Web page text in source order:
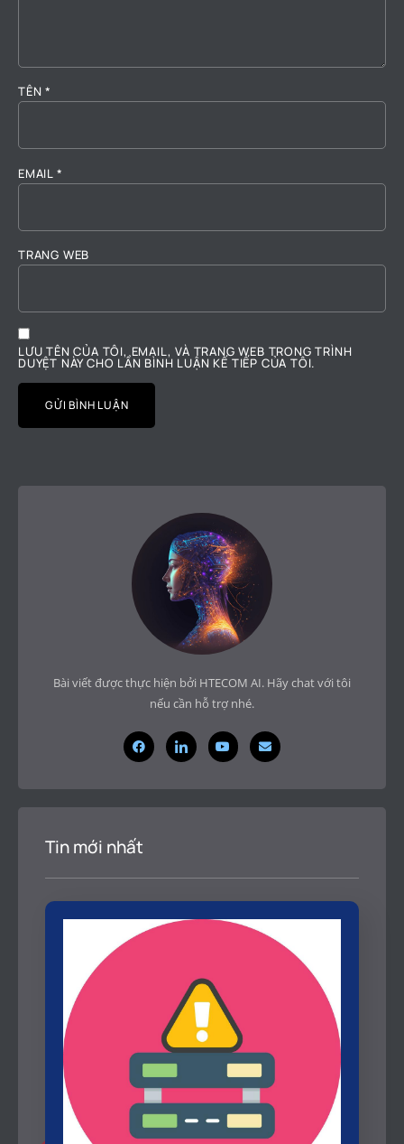
TÊN*
EMAIL *
TRANG WEB
LƯU TÊN CỦA TÔI, EMAIL, VÀ TRANG WEB TRONG TRÌNH
DUYỆT NÀY CHO LẦN BÌNH LUẬN KẾ TIẾP CỦA TÔI.
Bài viết được thực hiện bởi HTECOM AI. Hãy chat với tôi
nếu cần hỗ trợ nhé.
Tin mới nhất